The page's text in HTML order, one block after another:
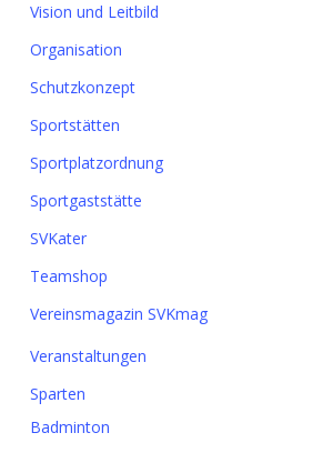
Vision und Leitbild
Organisation
Schutzkonzept
Sportstätten
Sportplatzordnung
Sportgaststätte
SVKater
Teamshop
Vereinsmagazin SVKmag
Veranstaltungen
Sparten
Badminton